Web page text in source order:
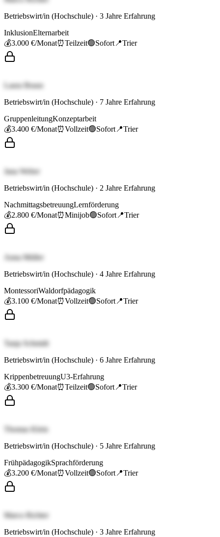
Betriebswirt/in (Hochschule) · 3 Jahre Erfahrung
InklusionElternarbeit
💰3.000 €/Monat⏰Teilzeit🟢Sofort 📍Trier
Laura Braun
Betriebswirt/in (Hochschule) · 7 Jahre Erfahrung
GruppenleitungKonzeptarbeit
💰3.400 €/Monat⏰Vollzeit🟢Sofort 📍Trier
Jana Weber
Betriebswirt/in (Hochschule) · 2 Jahre Erfahrung
NachmittagsbetreuungLernförderung
💰2.800 €/Monat⏰Minijob🟢Sofort 📍Trier
Anna Müller
Betriebswirt/in (Hochschule) · 4 Jahre Erfahrung
MontessoriWaldorfpädagogik
💰3.100 €/Monat⏰Vollzeit🟢Sofort 📍Trier
Tanja Schmidt
Betriebswirt/in (Hochschule) · 6 Jahre Erfahrung
KrippenbetreuungU3-Erfahrung
💰3.300 €/Monat⏰Teilzeit🟢Sofort 📍Trier
Thomas Klein
Betriebswirt/in (Hochschule) · 5 Jahre Erfahrung
FrühpädagogikSprachförderung
💰3.200 €/Monat⏰Vollzeit🟢Sofort 📍Trier
Marco Richter
Betriebswirt/in (Hochschule) · 3 Jahre Erfahrung